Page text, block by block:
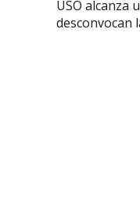
USO alcanza
desconvocan